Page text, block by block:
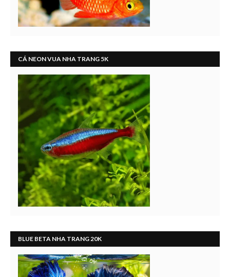
CÁ NEON VUA NHA TRANG 5K
BLUE BETA NHA TRANG 20K